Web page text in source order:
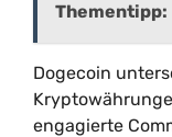
Thementipp:
Dogecoin
engagierte